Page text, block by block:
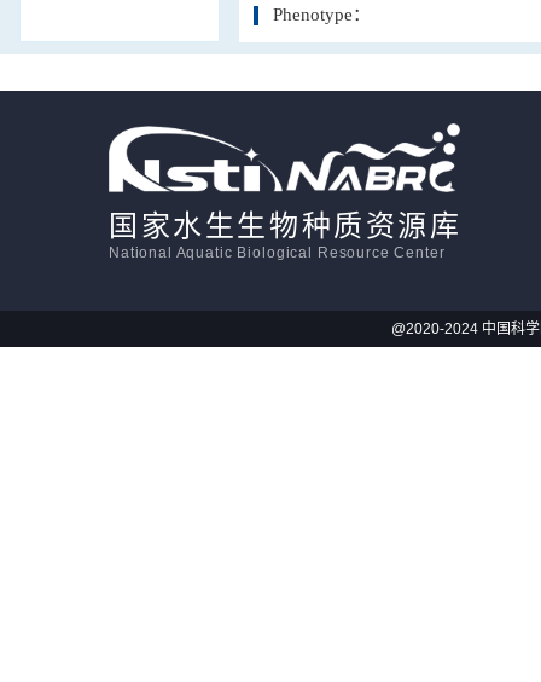
Phenotype：
国家水生生物种质资源库
National Aquatic Biological Resource Center
@2020-2024 中国科